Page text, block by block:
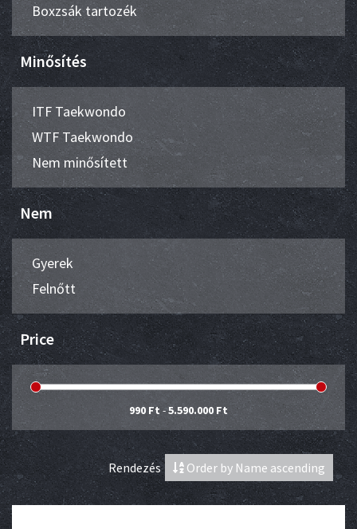
Boxzsák tartozék
Minősítés
ITF Taekwondo
WTF Taekwondo
Nem minősített
Nem
Gyerek
Felnőtt
Price
990 Ft -5.590.000 Ft
Rendezés Order by Name ascending